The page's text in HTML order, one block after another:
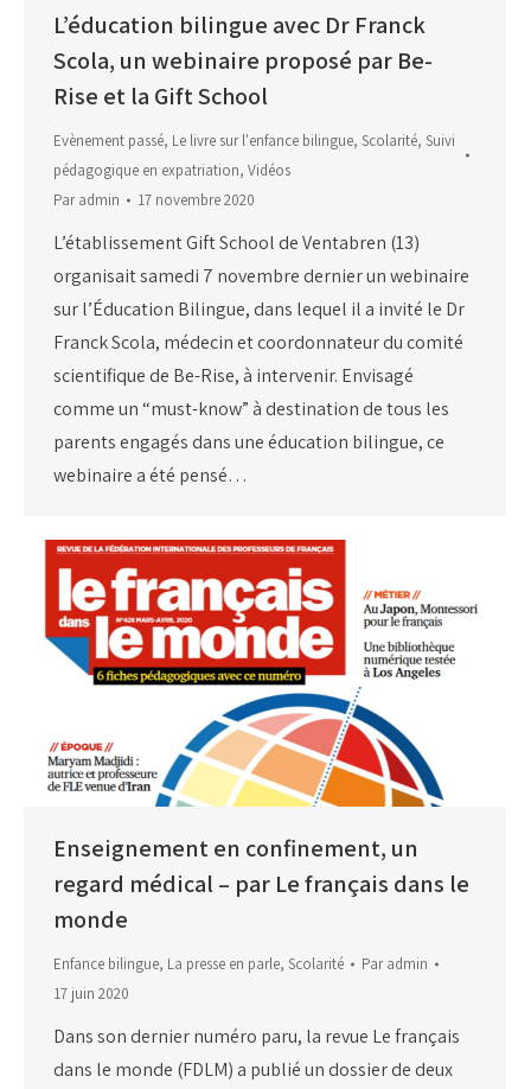
L’éducation bilingue avec Dr Franck
Scola, un webinaire proposé par Be-
Rise et la Gift School
Evènement passé, Le livre sur l'enfance bilingue, Scolarité, Suivi
pédagogique en expatriation, Vidéos
Paradmin 17 novembre 2020
L’établissement Gift School de Ventabren (13)
organisait samedi 7 novembre dernier un webinaire
sur l’Éducation Bilingue, dans lequel il a invité le Dr
Franck Scola, médecin et coordonnateur du comité
scientifique de Be-Rise, à intervenir. Envisagé
comme un “must-know” à destination de tous les
parents engagés dans une éducation bilingue, ce
webinaire a été pensé…
Enseignement en confinement, un
regard médical – par Le français dans le
monde
Enfance bilingue, La presse en parle, Scolarité Paradmin
17 juin 2020
Dans son dernier numéro paru, la revue Le français
dans le monde (FDLM) a publié un dossier de deux